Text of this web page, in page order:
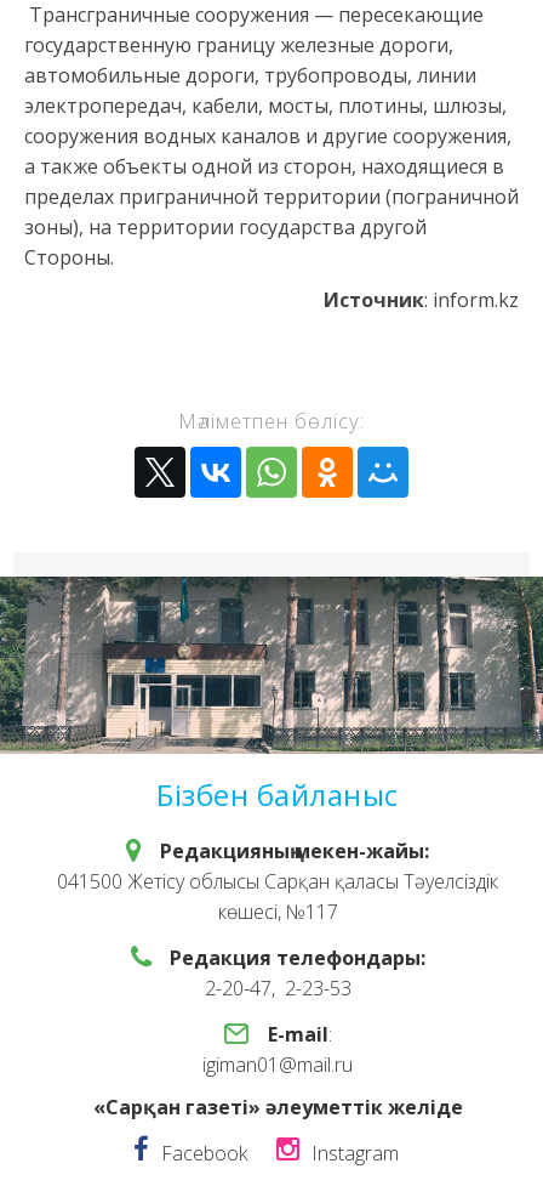
Трансграничные сооружения — пересекающие
государственную границу железные дороги,
автомобильные дороги, трубопроводы, линии
электропередач, кабели, мосты, плотины, шлюзы,
сооружения водных каналов и другие сооружения,
а также объекты одной из сторон, находящиеся в
пределах приграничной территории (пограничной
зоны), на территории государства другой
Стороны.
Источник: inform.kz
Мәліметпен бөлісу:
Бізбен байланыс
Редакцияның мекен-жайы:
041500 Жетісу облысы Сарқан қаласы Тәуелсіздік
көшесі, №117
Редакция телефондары:
2-20-47, 2-23-53
E-mail:
igiman01@mail.ru
«Сарқан газеті» әлеуметтік желіде
Facebook
Instagram